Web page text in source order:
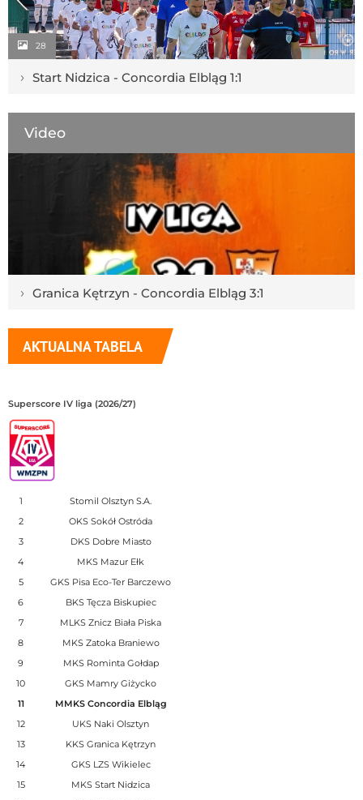
28
› Start Nidzica - Concordia Elbląg 1:1
Video
› Granica Kętrzyn - Concordia Elbląg 3:1
AKTUALNA TABELA
Superscore IV liga (2026/27)
1
Stomil Olsztyn S.A.
2
OKS Sokół Ostróda
3
DKS Dobre Miasto
4
MKS Mazur Ełk
5
GKS Pisa Eco-Ter Barczewo
6
BKS Tęcza Biskupiec
7
MLKS Znicz Biała Piska
8
MKS Zatoka Braniewo
9
MKS Rominta Gołdap
10
GKS Mamry Giżycko
11
MMKS Concordia Elbląg
12
UKS Naki Olsztyn
13
KKS Granica Kętrzyn
14
GKS LZS Wikielec
15
MKS Start Nidzica